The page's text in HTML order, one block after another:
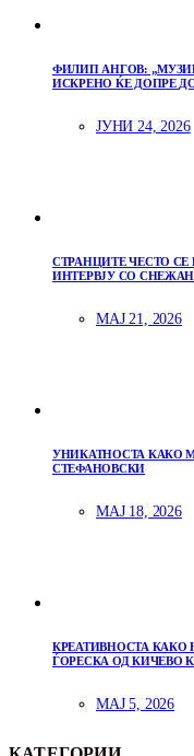
ФИЛИП АНГОВ:
ИСКРЕНО ЌЕ ДОПРЕ
ЈУНИ 24, 2026
СТРАНЦИТЕ ЧЕСТО
ИНТЕРВЈУ СО
МАЈ 21, 2026
УНИКАТНОСТА КАКО
СТЕФАНОВСКИ
МАЈ 18, 2026
КРЕАТИВНОСТА КАКО
ЃОРЕСКА ОД КИЧЕВО
МАЈ 5, 2026